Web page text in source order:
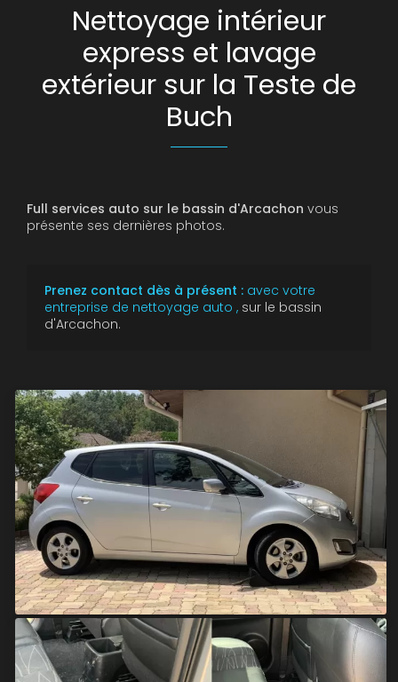
Nettoyage intérieur
express et lavage
extérieur sur la Teste de
Buch
Full services auto sur le bassin d'Arcachon vous
présente ses dernières photos.
Prenez contact dès à présent : avec votre
entreprise de nettoyage auto , sur le bassin
d'Arcachon.